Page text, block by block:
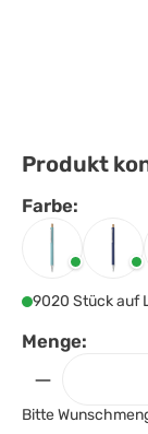
Produkt
Farbe:
Farbe
BabyblauBlau
9020 Stück auf
Menge:
Bitte